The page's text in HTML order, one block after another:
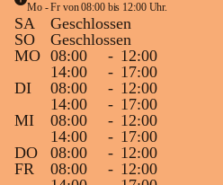
Mo - Fr von 08:00 bis 12:00 Uhr.
SA
Geschlossen
SO
Geschlossen
MO 08:00 - 12:00
14:00
- 17:00
DI
08:00 - 12:00
14:00
- 17:00
MI
08:00 - 12:00
14:00
- 17:00
DO
08:00 - 12:00
FR
08:00 - 12:00